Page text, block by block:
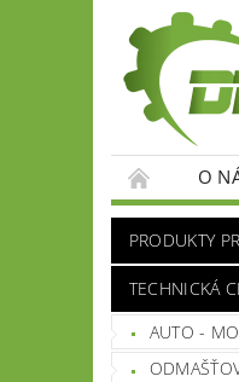
O
PRODUKTY
TECHNICKÁ
AUTO -